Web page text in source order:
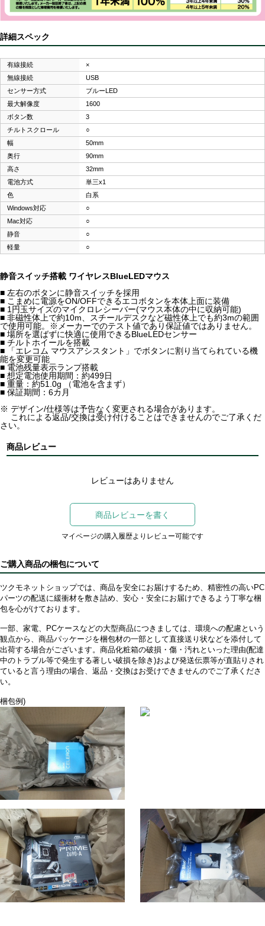
詳細スペック
有線接続
×
無線接続
USB
センサー方式
ブルーLED
最大解像度
1600
ボタン数
3
チルトスクロール
○
幅
50mm
奥行
90mm
高さ
32mm
電池方式
単三x1
色
白系
Windows対応
○
Mac対応
○
静音
○
軽量
○
静音スイッチ搭載 ワイヤレスBlueLEDマウス
■ 左右のボタンに静音スイッチを採用
■ こまめに電源をON/OFFできるエコボタンを本体上面に装備
■ 1円玉サイズのマイクロレシーバー(マウス本体の中に収納可能)
■ 非磁性体上で約10m、スチールデスクなど磁性体上でも約3mの範囲
で使用可能。※メーカーでのテスト値であり保証値ではありません。
■ 場所を選ばずに快適に使用できるBlueLEDセンサー
■ チルトホイールを搭載
■ 「エレコム マウスアシスタント」でボタンに割り当てられている機
能を変更可能
■ 電池残量表示ランプ搭載
■ 想定電池使用期間：約499日
■ 重量：約51.0g （電池を含まず）
■ 保証期間：6カ月
※ デザイン/仕様等は予告なく変更される場合があります。
これによる返品/交換は受け付けることはできませんのでご了承くだ
さい。
商品レビュー
レビューはありません
商品レビューを書く
マイページの購入履歴よりレビュー可能です
ご購入商品の梱包について
ツクモネットショップでは、商品を安全にお届けするため、精密性の高いPC
パーツの配送に緩衝材を敷き詰め、安心・安全にお届けできるよう丁寧な梱
包を心がけております。
一部、家電、PCケースなどの大型商品につきましては、環境への配慮という
観点から、商品パッケージを梱包材の一部として直接送り状などを添付して
出荷する場合がございます。商品化粧箱の破損・傷・汚れといった理由(配達
中のトラブル等で発生する著しい破損を除き)および発送伝票等が直貼りされ
ていると言う理由の場合、返品・交換はお受けできませんのでご了承くださ
い。
梱包例)